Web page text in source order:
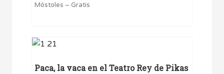
Móstoles – Gratis
Paca, la vaca en el Teatro Rey de Pikas